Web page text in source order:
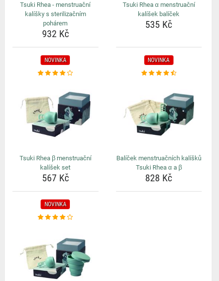
Tsuki Rhea - menstruační
kalíšky s sterilizačním
pohárem
932 Kč
Tsuki Rhea α menstruační
kalíšek balíček
535 Kč
NOVINKA
Tsuki Rhea β menstruační
kalíšek set
567 Kč
NOVINKA
Balíček menstruačních kalíšků
Tsuki Rhea α a β
828 Kč
NOVINKA